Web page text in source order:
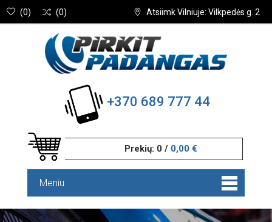
Atsiimk Vilniuje: Vilkpedės g. 2
(0) (0)
+370 689 777 44
Prekių: 0 / 0,00 €
Meniu